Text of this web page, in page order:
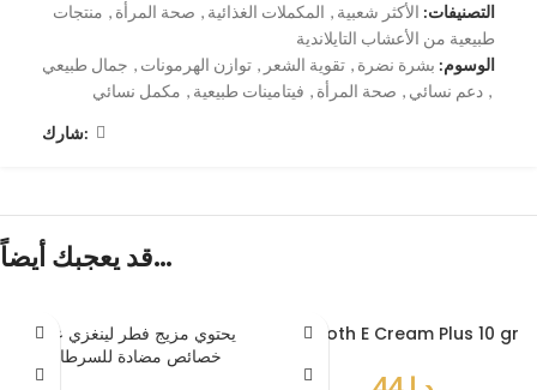
التصنيفات: الأكثر شعبية , المكملات الغذائية , صحة المرأة , منتجات
طبيعية من الأعشاب التايلاندية
الوسوم: بشرة نضرة , تقوية الشعر , توازن الهرمونات , جمال طبيعي
, دعم نسائي , صحة المرأة , فيتامينات طبيعية , مكمل نسائي
شارك:
قد يعجبك أيضاً…
يحتوي مزيج فطر لينغزي على
خصائص مضادة للسرطان
Smooth E Cream Plus 10 gr